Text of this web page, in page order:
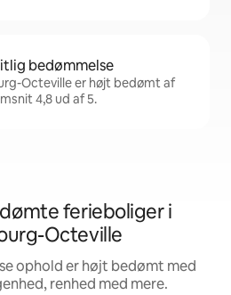
bedømmelse
Octeville er højt bedømt af
4,8 ud af 5.
ferieboliger i
Octeville
ophold er højt bedømt med
renhed med mere.